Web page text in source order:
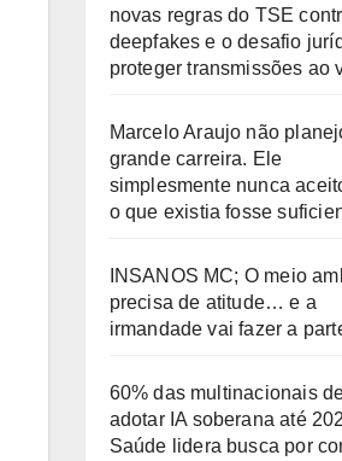
novas regras do TSE
deepfakes e o desafio
proteger transmissões ao
Marcelo Araujo não
grande carreira. Ele
simplesmente nunca
o que existia fosse
INSANOS MC; O meio
precisa de atitude… e a
irmandade vai fazer a
60% das multinacionais
adotar IA soberana até
Saúde lidera busca por